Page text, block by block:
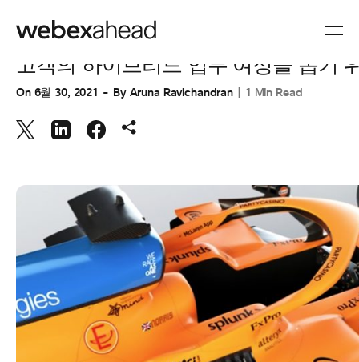
협업
고객의 하이브리드 업무 여정을 돕기
On 6월 30, 2021 By Aruna Ravichandran 1 Min Read